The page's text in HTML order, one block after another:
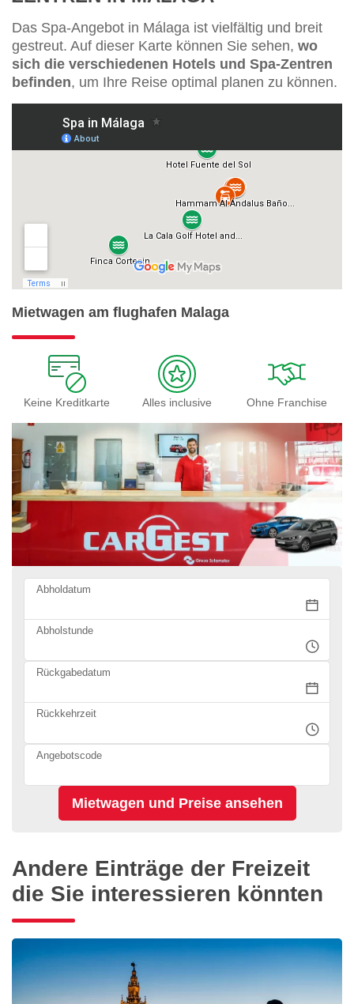
Das Spa-Angebot in Málaga ist vielfältig und breit
gestreut. Auf dieser Karte können Sie sehen, wo
sich die verschiedenen Hotels und Spa-Zentren
befinden, um Ihre Reise optimal planen zu können.
Mietwagen am flughafen Malaga
Keine Kreditkarte Alles inclusive Ohne Franchise
Abholdatum
Abholstunde
Rückgabedatum
Rückkehrzeit
Angebotscode
Andere Einträge der Freizeit
die Sie interessieren könnten